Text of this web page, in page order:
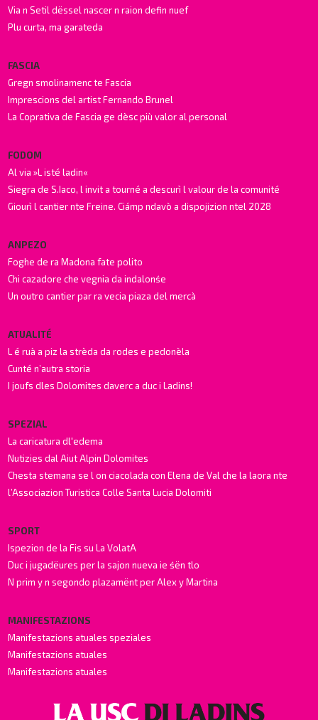
Via n Setil dëssel nascer n raion defin nuef
Plu curta, ma garateda
FASCIA
Gregn smolinamenc te Fascia
Imprescions del artist Fernando Brunel
La Coprativa de Fascia ge dèsc più valor al personal
FODOM
Al via »L isté ladin«
Siegra de S.Iaco, l invit a tourné a descurì l valour de la comunité
Giourì l cantier nte Freine. Ciámp ndavò a dispojizion ntel 2028
ANPEZO
Foghe de ra Madona fate polito
Chi cazadore che vegnia da indalonśe
Un outro cantier par ra vecia piaza del mercà
ATUALITÉ
L é ruà a piz la strèda da rodes e pedonèla
Cunté n’autra storia
I joufs dles Dolomites daverc a duc i Ladins!
SPEZIAL
La caricatura dl'edema
Nutizies dal Aiut Alpin Dolomites
Chesta stemana se l on ciacolada con Elena de Val che la laora nte
l’Associazion Turistica Colle Santa Lucia Dolomiti
SPORT
Ispezion de la Fis su La VolatA
Duc i jugadëures per la sajon nueva ie śën tlo
N prim y n segondo plazamënt per Alex y Martina
MANIFESTAZIONS
Manifestazions atuales speziales
Manifestazions atuales
Manifestazions atuales